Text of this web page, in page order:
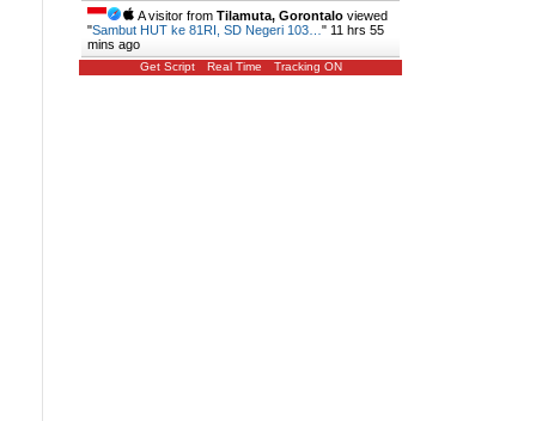
A visitor from Tilamuta, Gorontalo viewed
"Sambut HUT ke 81RI, SD Negeri 103… " 11 hrs 55
mins ago
Get Script Real Time Tracking ON